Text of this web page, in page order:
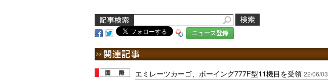
ニュース登録
エミレーツカーゴ、ボーイング777F型11機目を受領 22/06/03